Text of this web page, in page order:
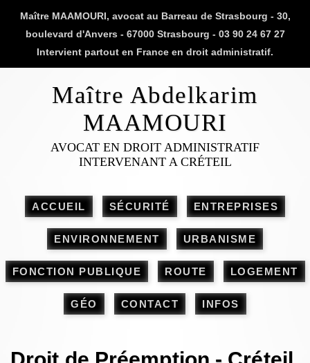
Maître MAAMOURI, avocat au Barreau de Strasbourg - 30,
boulevard d'Anvers - 67000 Strasbourg - 03 90 24 67 27
Intervient partout en France en droit administratif.
Maître Abdelkarim
MAAMOURI
AVOCAT EN DROIT ADMINISTRATIF
INTERVENANT A CRÉTEIL
ACCUEIL SÉCURITÉ ENTREPRISES
ENVIRONNEMENT URBANISME
FONCTION PUBLIQUE ROUTE LOGEMENT
GÉO CONTACT INFOS